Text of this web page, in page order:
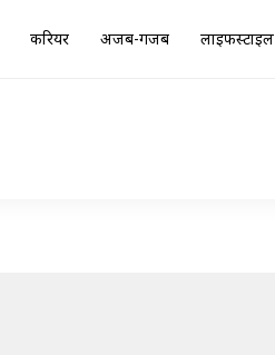
करियर अजब-गजब लाइफस्टाइल